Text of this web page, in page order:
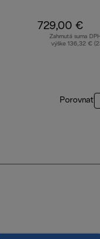
729,00 €
Zahrnutá suma
výške 136,32 €
Porovnať